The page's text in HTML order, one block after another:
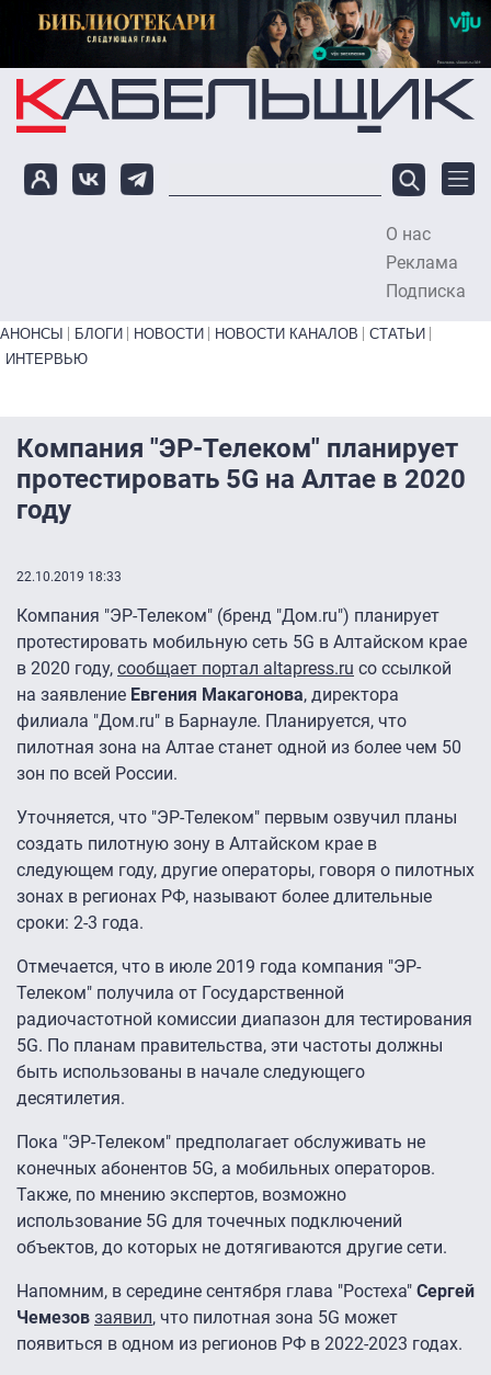
Перейти к основному содержанию
О нас
Реклама
Подписка
Primary links bottom
АНОНСЫ БЛОГИ НОВОСТИ НОВОСТИ КАНАЛОВ
СТАТЬИ
ИНТЕРВЬЮ
Компания "ЭР-Телеком" планирует
протестировать 5G на Алтае в 2020
году
22.10.2019 18:33
Компания "ЭР-Телеком" (бренд "Дом.ru") планирует
протестировать мобильную сеть 5G в Алтайском крае
в 2020 году, сообщает портал altapress.ru со ссылкой
на заявление Евгения Макагонова, директора
филиала "Дом.ru" в Барнауле. Планируется, что
пилотная зона на Алтае станет одной из более чем 50
зон по всей России.
Уточняется, что "ЭР-Телеком" первым озвучил планы
создать пилотную зону в Алтайском крае в
следующем году, другие операторы, говоря о пилотных
зонах в регионах РФ, называют более длительные
сроки: 2-3 года.
Отмечается, что в июле 2019 года компания "ЭР-
Телеком" получила от Государственной
радиочастотной комиссии диапазон для тестирования
5G. По планам правительства, эти частоты должны
быть использованы в начале следующего
десятилетия.
Пока "ЭР-Телеком" предполагает обслуживать не
конечных абонентов 5G, а мобильных операторов.
Также, по мнению экспертов, возможно
использование 5G для точечных подключений
объектов, до которых не дотягиваются другие сети.
Напомним, в середине сентября глава "Ростеха" Сергей
Чемезов заявил, что пилотная зона 5G может
появиться в одном из регионов РФ в 2022-2023 годах.